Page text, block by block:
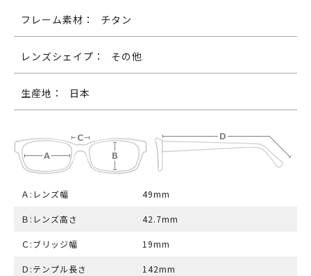
フレーム素材： チタン
レンズシェイプ： その他
生産地： 日本
Ａ:レンズ幅 49mm
Ｂ:レンズ高さ 42.7mm
Ｃ:ブリッジ幅 19mm
Ｄ:テンプル長さ 142mm